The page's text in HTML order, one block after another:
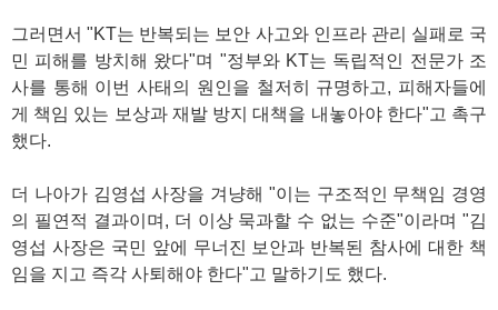
그러면서 "KT는 반복되는 보안 사고와 인프라 관리 실패로 국
민 피해를 방치해 왔다"며 "정부와 KT는 독립적인 전문가 조
사를 통해 이번 사태의 원인을 철저히 규명하고, 피해자들에
게 책임 있는 보상과 재발 방지 대책을 내놓아야 한다"고 촉구
했다.
더 나아가 김영섭 사장을 겨냥해 "이는 구조적인 무책임 경영
의 필연적 결과이며, 더 이상 묵과할 수 없는 수준"이라며 "김
영섭 사장은 국민 앞에 무너진 보안과 반복된 참사에 대한 책
임을 지고 즉각 사퇴해야 한다"고 말하기도 했다.